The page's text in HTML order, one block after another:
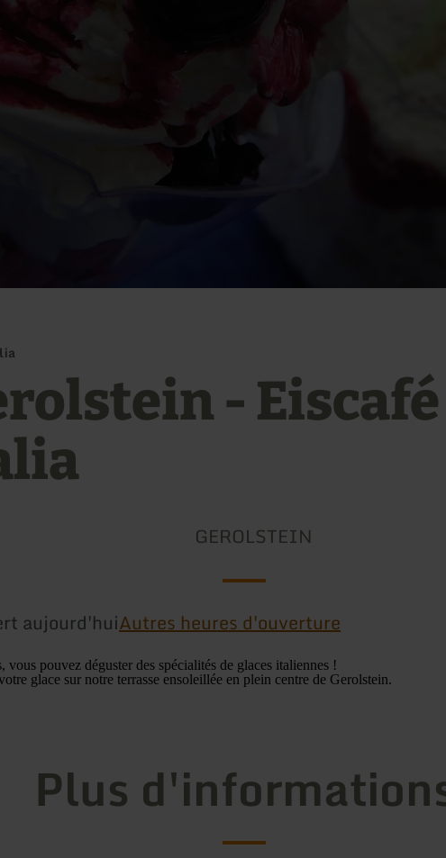
- Eiscafé
GEROLSTEIN
aujourd'huiAutres heures d'ouverture
vous pouvez déguster des spécialités de glaces italiennes !
glace sur notre terrasse ensoleillée en plein centre de Gerolstein.
Plus